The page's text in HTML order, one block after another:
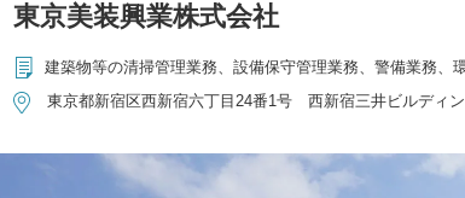
東京美装興業株式会社
東京都新宿区西新宿六丁目24番1号 西新宿三井ビルディン